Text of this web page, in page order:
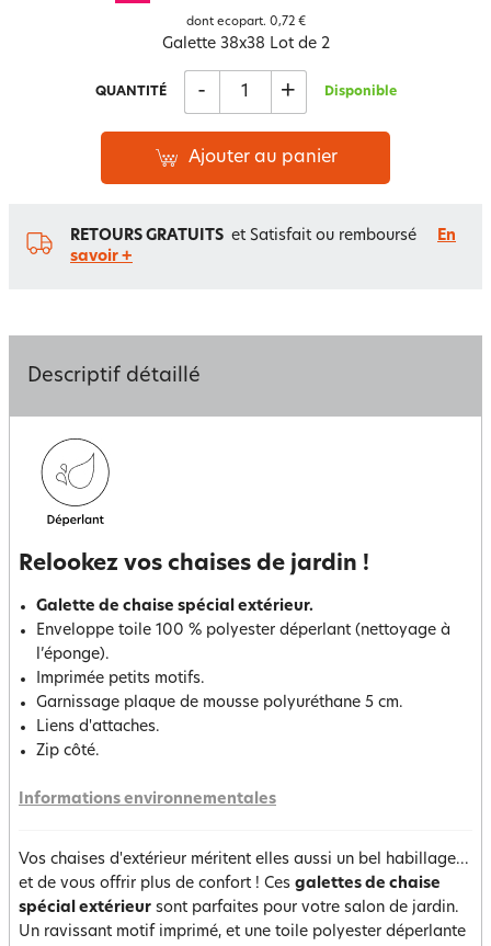
dont ecopart. 0,72 €
Galette 38x38 Lot de 2
QUANTITÉ - + Disponible
Ajouter au panier
RETOURS GRATUITS et Satisfait ou remboursé
En
savoir +
Descriptif détaillé
Relookez vos chaises de jardin !
Galette de chaise spécial extérieur.
Enveloppe toile 100 % polyester déperlant (nettoyage à
l’éponge).
Imprimée petits motifs.
Garnissage plaque de mousse polyuréthane 5 cm.
Liens d'attaches.
Zip côté.
Informations environnementales
Vos chaises d'extérieur méritent elles aussi un bel habillage...
et de vous offrir plus de confort ! Ces galettes de chaise
spécial extérieur sont parfaites pour votre salon de jardin.
Un ravissant motif imprimé, et une toile polyester déperlante